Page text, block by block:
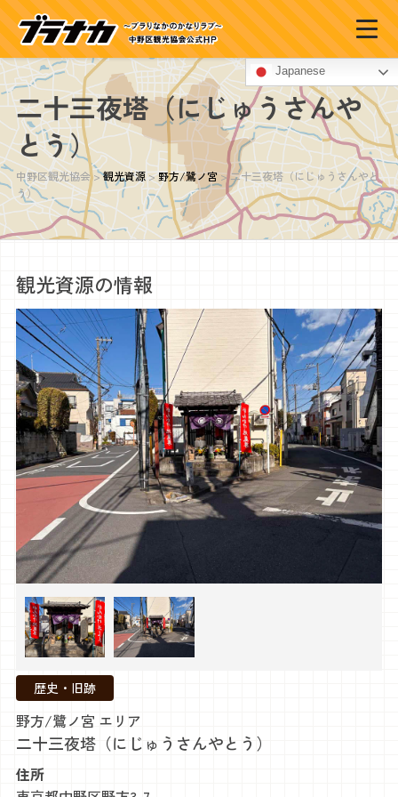
Japanese
二十三夜塔（にじゅうさんや
とう）
中野区観光協会>観光資源>野方/鷺ノ宮>二十三夜塔（にじゅうさんやと
う）
観光資源の情報
歴史・旧跡
野方/鷺ノ宮 エリア
二十三夜塔（にじゅうさんやとう）
住所